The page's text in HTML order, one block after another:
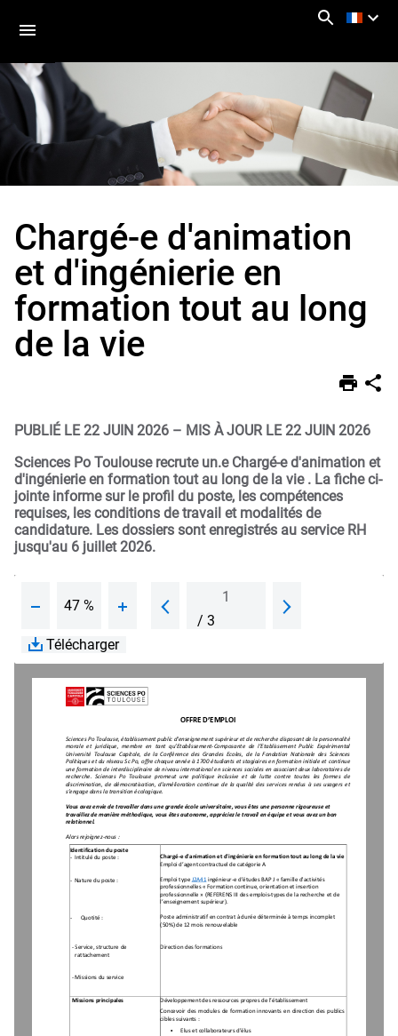
Vous
êtes
ici :
Accueil
L'école
Offres
d'emploi
Chargé-e d'animation
et d'ingénierie en
formation tout au long
de la vie
PUBLIÉ LE 22 JUIN 2026 – MIS À JOUR LE 22 JUIN 2026
Sciences Po Toulouse recrute un.e Chargé-e d'animation et
d'ingénierie en formation tout au long de la vie . La fiche ci-
jointe informe sur le profil du poste, les compétences
requises, les conditions de travail et modalités de
candidature. Les dossiers sont enregistrés au service RH
jusqu'au 6 juillet 2026.
47 %
/ 3
Télécharger
OFFRE D’EMPLOI
Sciences Po Toulouse, établissement public d'enseignement supérieur et de recherche disposant de la personnalité
morale  et  juridique,  membre  en  tant  qu’Etablissement-Composante  de  l’Etablissement  Public  Expérimental
Université  Toulouse  Capitole,  de  la  Conférence  des  Grandes  Ecoles,  de  la  Fondation  Nationale  des  Sciences
Politiques et du réseau Sc Po, offre chaque année à 1700 étudiants et stagiaires en formation initiale et continue
une formation de interdisciplinaire de niveau international en sciences sociales en associant deux laboratoires de
recherche.  Sciences  Po  Toulouse  promeut  une  politique  inclusive  et  de  lutte  contre  toutes  les  formes  de
discrimination, de démocratisation, d’amélioration continue de la qualité des services rendus à ses usagers et
s’engage dans la transition écologique.
Vous avez envie de travailler dans une grande école universitaire, vous êtes une personne rigoureuse et
travaillez de manière méthodique, vous êtes autonome, appréciez le travail en équipe et vous avez un bon
relationnel.
Alors rejoignez-nous :
Identification du poste
-  Intitulé du poste :
-  Nature du poste :
- Quotité :
Chargé-e d'animation et d'ingénierie en formation tout au long de la vie
Emploi d’agent contractuel de catégorie A
Emploi type J2A41
ingénieur-e d’études BAP J « famille d'activités
professionnelles « Formation continue, orientation et insertion
professionnelle » (REFERENS III des emplois-types de la recherche et de
l’enseignement supérieur).
Poste administratif en contrat à durée déterminée à temps incomplet
(50%) de 12 mois renouvelable
- Service, structure de
rattachement
- Missions du service
Direction des formations
Missions principales Développement des ressources propres de l’établissement
Concevoir  des modules  de  formation  innovants  en  direction  des  publics
cibles suivants :
Elus et collaborateurs d’élus